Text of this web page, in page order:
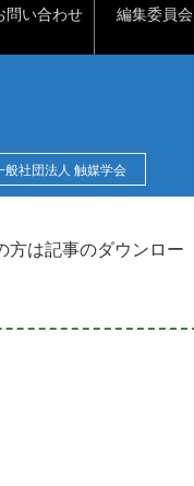
問い合わせ 編集委員会
般社団法人 触媒学会
方は記事のダウンロー